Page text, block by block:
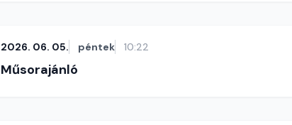
2026. 06. 05. péntek 10:22
Műsorajánló